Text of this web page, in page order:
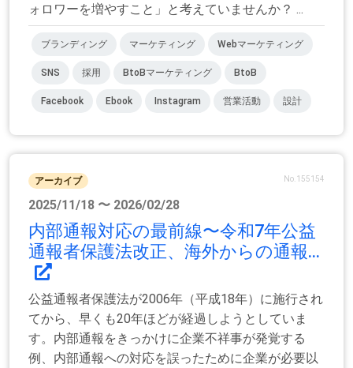
ォロワーを増やすこと」と考えていませんか？ ...
ブランディング マーケティング Webマーケティング
SNS 採用 BtoBマーケティング BtoB
Facebook Ebook Instagram 営業活動 設計
アーカイブ No.155154
2025/11/18 〜 2026/02/28
内部通報対応の最前線〜令和7年公益
通報者保護法改正、海外からの通報...
公益通報者保護法が2006年（平成18年）に施行され
てから、早くも20年ほどが経過しようとしていま
す。内部通報をきっかけに企業不祥事が発覚する
例、内部通報への対応を誤ったために企業が必要以